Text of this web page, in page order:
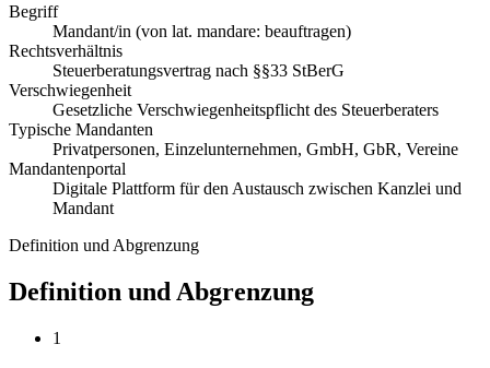
Begriff
Mandant/in (von lat. mandare: beauftragen)
Rechtsverhältnis
Steuerberatungsvertrag nach §§33 StBerG
Verschwiegenheit
Gesetzliche Verschwiegenheitspflicht des Steuerberaters
Typische Mandanten
Privatpersonen, Einzelunternehmen, GmbH, GbR, Vereine
Mandantenportal
Digitale Plattform für den Austausch zwischen Kanzlei und
Mandant
Definition und Abgrenzung
Definition und Abgrenzung
1